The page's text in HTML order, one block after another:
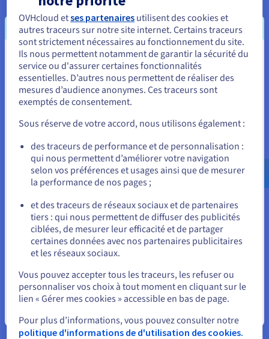
domaine est réservé puis associé à
l’hébergement,afin d’avoir un site web unique
pour l’enseigne.
« Notre prestataire nous a formés
aux règles essentielles de
sécurité quand on opère une
entreprise sur Internet, ce qui
nous a permis de confirmer une
nouvelle fois qu’OVHcloud était le
bon choix pour nos services. La
sécurité est une responsabilité
partagée. Avec OVHcloud, nous
bénéficions de solutions
sécurisées et respectueuses de
nos données. »
Stéphane Michalski, fondateur de
Loisigroup
Vous semblez être localisé en États-
Unis.
Pour commander, rendez-vous sur le site de votre pays (États-
Allez sur le site États-Unis
us.ovhcloud.com/
Anglais USD - $
ou
Rester sur le site actuel
Sélectionner un autre site web
OVHcloud etses partenaires utilisent des cookies et
autres traceurs sur notre site internet. Certains traceurs
sont strictement nécessaires au fonctionnement du site.
Ils nous permettent notamment de garantir la sécurité du
service ou d'assurer certaines fonctionnalités
essentielles. D’autres nous permettent de réaliser des
mesures d’audience anonymes. Ces traceurs sont
exemptés de consentement.
Sous réserve de votre accord, nous utilisons également :
des traceurs de performance et de personnalisation :
qui nous permettent d’améliorer votre navigation
selon vos préférences et usages ainsi que de mesurer
la performance de nos pages ;
et des traceurs de réseaux sociaux et de partenaires
tiers : qui nous permettent de diffuser des publicités
ciblées, de mesurer leur efficacité et de partager
certaines données avec nos partenaires publicitaires
et les réseaux sociaux.
Vous pouvez accepter tous les traceurs, les refuser ou
personnaliser vos choix à tout moment en cliquant sur le
lien « Gérer mes cookies » accessible en bas de page.
Pour plus d’informations, vous pouvez consulter notre
politique d'informations de d'utilisation des cookies.